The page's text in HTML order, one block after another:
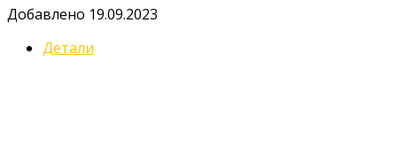
Добавлено 19.09.2023
Детали